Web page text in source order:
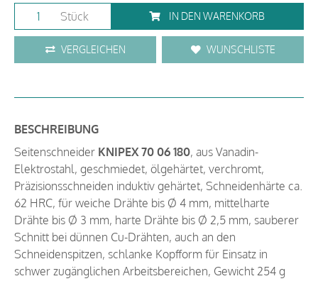
Stück IN DEN WARENKORB
VERGLEICHEN WUNSCHLISTE
BESCHREIBUNG
Seitenschneider KNIPEX 70 06 180, aus Vanadin-
Elektrostahl, geschmiedet, ölgehärtet, verchromt,
Präzisionsschneiden induktiv gehärtet, Schneidenhärte ca.
62 HRC, für weiche Drähte bis Ø 4 mm, mittelharte
Drähte bis Ø 3 mm, harte Drähte bis Ø 2,5 mm, sauberer
Schnitt bei dünnen Cu-Drähten, auch an den
Schneidenspitzen, schlanke Kopfform für Einsatz in
schwer zugänglichen Arbeitsbereichen, Gewicht 254 g